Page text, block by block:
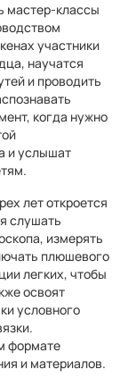
мастер-классы
участники
научатся
и проводить
когда нужно
и услышат
лет откроется
слушать
измерять
плюшевого
легких, чтобы
освоят
условного
формате
и материалов.